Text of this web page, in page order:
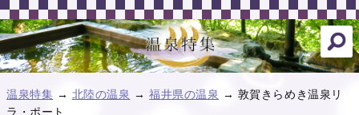
温泉特集 → 北陸の温泉 →福井県の温泉 → 敦賀きらめき温泉リ
ラ・ポート